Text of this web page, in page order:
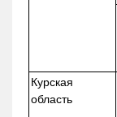
Курская
область